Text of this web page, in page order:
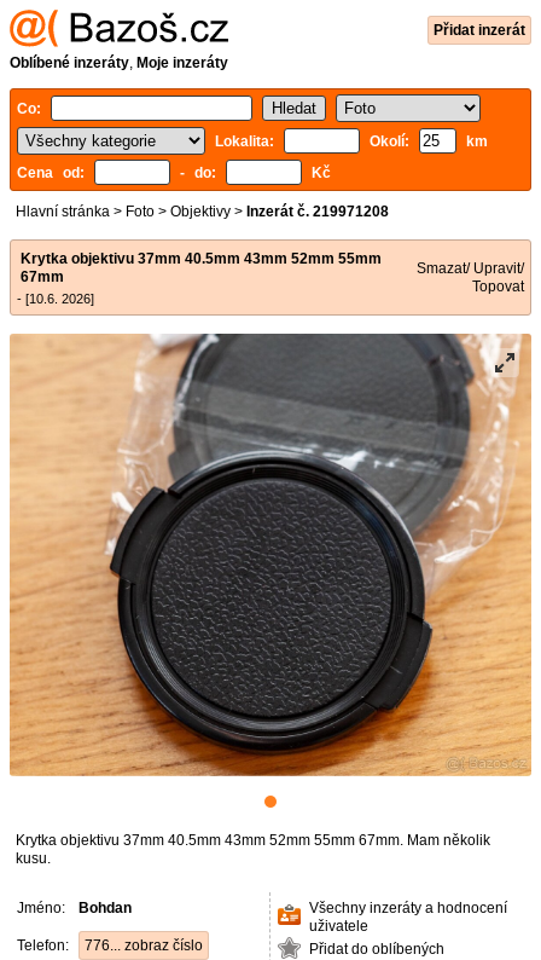
Přidat inzerát
Oblíbené inzeráty, Moje inzeráty
Co:
Lokalita:
Okolí:
km
Cena od:
- do: Kč
Hlavní stránka > Foto > Objektivy > Inzerát č. 219971208
Krytka objektivu 37mm 40.5mm 43mm 52mm 55mm
67mm
- [10.6. 2026]
Smazat/ Upravit/
Topovat
Krytka objektivu 37mm 40.5mm 43mm 52mm 55mm 67mm. Mam několik
kusu.
Jméno: Bohdan
Telefon: 776... zobraz číslo
Všechny inzeráty a hodnocení
uživatele
Přidat do oblíbených